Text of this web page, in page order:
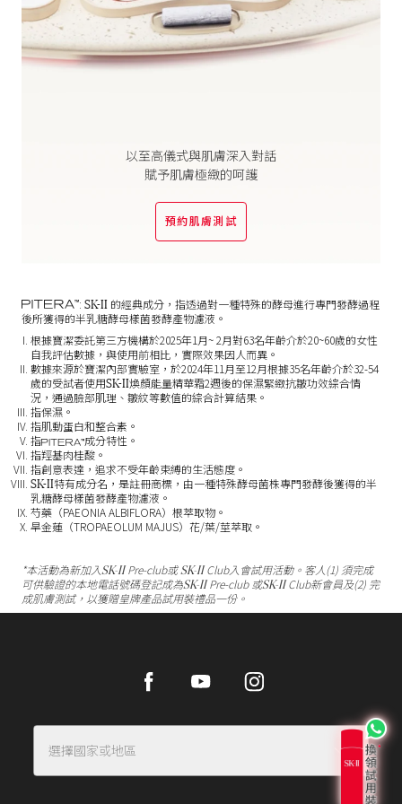
以至高儀式與肌膚深入對話
賦予肌膚極緻的呵護
預約肌膚測試
PITERATM: SK-II 的經典成分，指透過對一種特殊的酵母進行專門發酵過程
後所獲得的半乳糖酵母樣菌發酵產物濾液。
根據寶潔委託第三方機構於2025年1月~ 2月對63名年齡介於20~60歲的女性
自我評估數據，與使用前相比，實際效果因人而異。
數據來源於寶潔內部實驗室，於2024年11月至12月根據35名年齡介於32-54
歲的受試者使用SK-II煥顏能量精華霜2週後的保濕緊緻抗皺功效綜合情
況，通過臉部肌理、皺紋等數值的綜合計算結果。
指保濕。
指肌動蛋白和整合素。
指PITERATM成分特性。
指羥基肉桂酸。
指創意表達，追求不受年齡束縛的生活態度。
SK-II特有成分名，是註冊商標，由一種特殊酵母菌株專門發酵後獲得的半
乳糖酵母樣菌發酵產物濾液。
芍藥（PAEONIA ALBIFLORA）根萃取物。
旱金蓮（TROPAEOLUM MAJUS）花/葉/莖萃取。
*本活動為新加入SK-IIPre-club或SK-IIClub入會試用活動。客人(1) 須完成
可供驗證的本地電話號碼登記成為SK-IIPre-club 或SK-IIClub新會員及(2) 完
成肌膚測試，以獲贈皇牌產品試用裝禮品一份。
FacebookYoutube Instagram
選擇國家或地區